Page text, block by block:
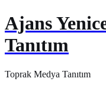
Ajans
Tanıtım
Toprak Medya Tanıtım